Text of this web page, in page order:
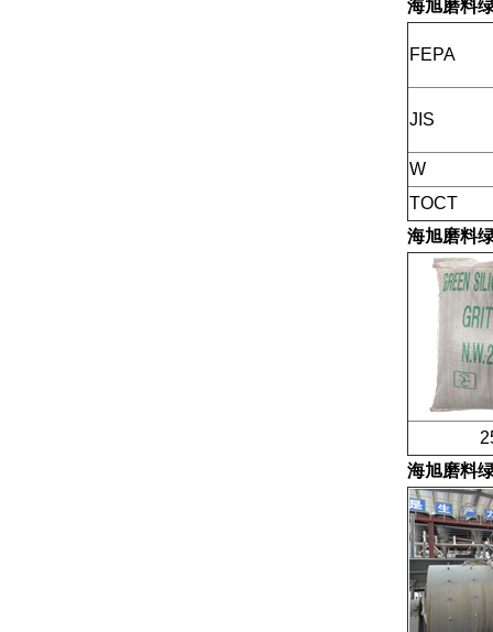
海旭磨料
FEPA
JIS
W
TOCT
海旭磨料
25公
海旭磨料